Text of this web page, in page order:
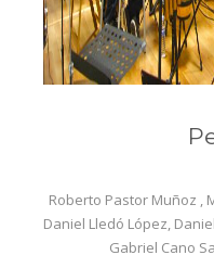
Roberto Pastor Muñoz ,
Daniel Lledó López,
Gabriel Cano